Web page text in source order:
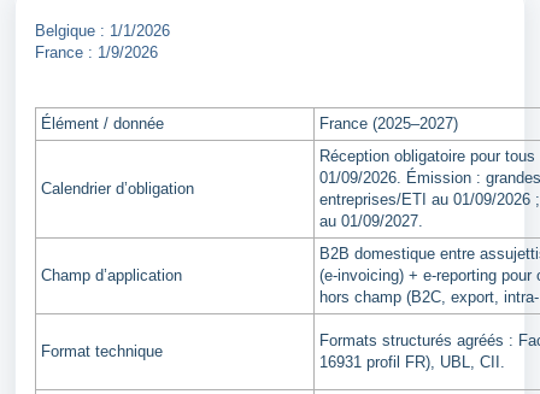
Belgique : 1/1/2026
France : 1/9/2026
Élément / donnée France (2025–2027)
Calendrier d’obligation
Réception obligatoire pour tous
01/09/2026. Émission : grandes
entreprises/ETI au 01/09/2026
au 01/09/2027.
Champ d’application
B2B domestique entre
(e‑invoicing) + e‑reporting pour
hors champ (B2C, export,
Format technique
Formats structurés agréés :
16931 profil FR), UBL, CII.